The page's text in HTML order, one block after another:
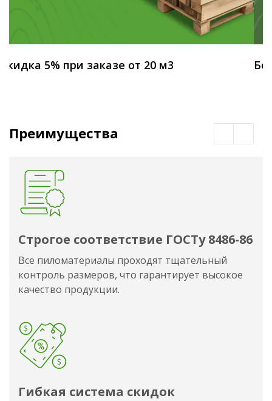
Скидка 5% при заказе от 20 м3
Преимущества
Строгое соответствие ГОСТу 8486-86
Все пиломатериалы проходят тщательный
контроль размеров, что гарантирует высокое
качество продукции.
Гибкая система скидок